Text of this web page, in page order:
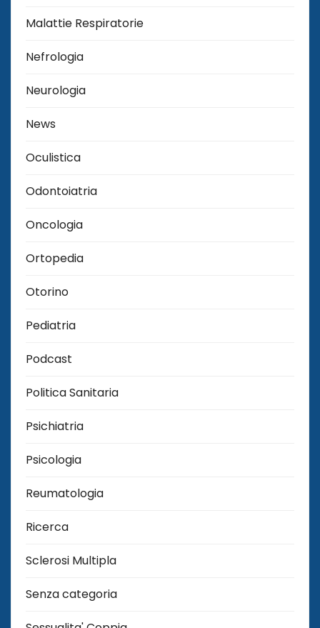
Malattie Respiratorie
Nefrologia
Neurologia
News
Oculistica
Odontoiatria
Oncologia
Ortopedia
Otorino
Pediatria
Podcast
Politica Sanitaria
Psichiatria
Psicologia
Reumatologia
Ricerca
Sclerosi Multipla
Senza categoria